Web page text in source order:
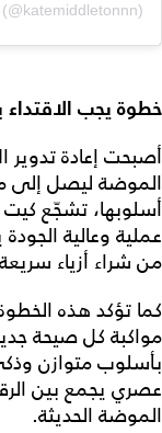
خطوة يجب الاقتداء
أصبحت إعادة تدوير
الموضة ليصل إلى
أسلوبها، تشجّع
عملية وعالية
من شراء أزياء
كما تؤكد هذه الخطوة
مواكبة كل صيحة
بأسلوب متوازن
عصري يجمع بين
الموضة الحديثة.